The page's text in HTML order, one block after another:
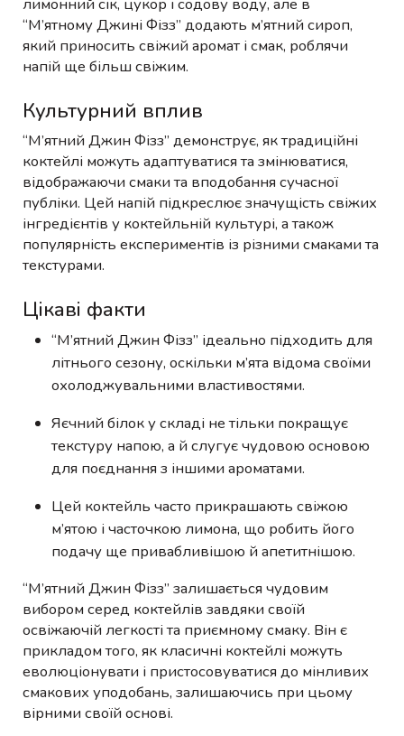
лимонний сік, цукор і содову воду, але в
“М’ятному Джині Фізз” додають м’ятний сироп,
який приносить свіжий аромат і смак, роблячи
напій ще більш свіжим.
Культурний вплив
“М’ятний Джин Фізз” демонструє, як традиційні
коктейлі можуть адаптуватися та змінюватися,
відображаючи смаки та вподобання сучасної
публіки. Цей напій підкреслює значущість свіжих
інгредієнтів у коктейльній культурі, а також
популярність експериментів із різними смаками та
текстурами.
Цікаві факти
“М’ятний Джин Фізз” ідеально підходить для
літнього сезону, оскільки м’ята відома своїми
охолоджувальними властивостями.
Яєчний білок у складі не тільки покращує
текстуру напою, а й слугує чудовою основою
для поєднання з іншими ароматами.
Цей коктейль часто прикрашають свіжою
м’ятою і часточкою лимона, що робить його
подачу ще привабливішою й апетитнішою.
“М’ятний Джин Фізз” залишається чудовим
вибором серед коктейлів завдяки своїй
освіжаючій легкості та приємному смаку. Він є
прикладом того, як класичні коктейлі можуть
еволюціонувати і пристосовуватися до мінливих
смакових уподобань, залишаючись при цьому
вірними своїй основі.